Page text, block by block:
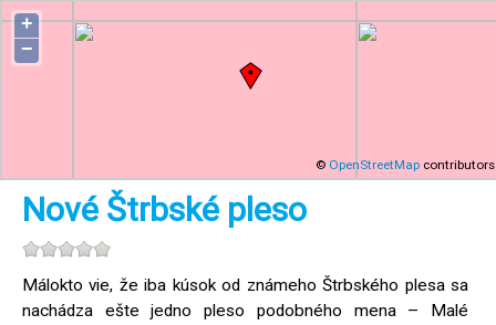
+
−
© OpenStreetMap contributors
Nové Štrbské pleso
Málokto vie, že iba kúsok od známeho Štrbského plesa sa
nachádza ešte jedno pleso podobného mena – Malé